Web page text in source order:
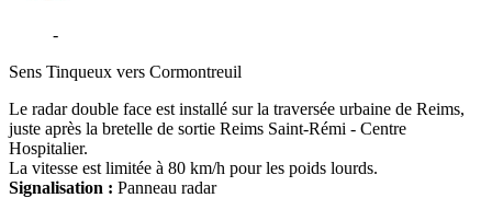
-
Sens Tinqueux vers Cormontreuil
Le radar double face est installé sur la traversée urbaine de Reims,
juste après la bretelle de sortie Reims Saint-Rémi - Centre
Hospitalier.
La vitesse est limitée à 80 km/h pour les poids lourds.
Signalisation : Panneau radar